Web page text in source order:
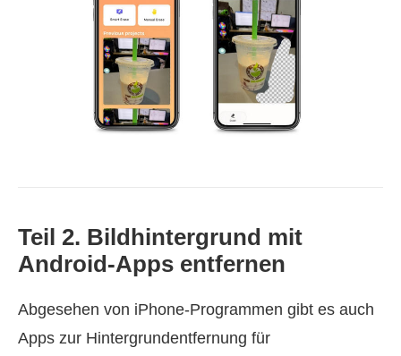
Teil 2. Bildhintergrund mit
Android‑Apps entfernen
Abgesehen von iPhone‑Programmen gibt es auch
Apps zur Hintergrundentfernung für